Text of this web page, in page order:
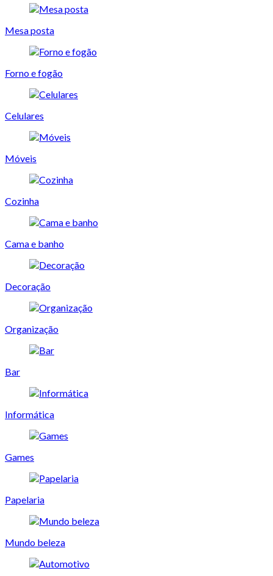
Mesa posta
Forno e fogão
Celulares
Móveis
Cozinha
Cama e banho
Decoração
Organização
Bar
Informática
Games
Papelaria
Mundo beleza